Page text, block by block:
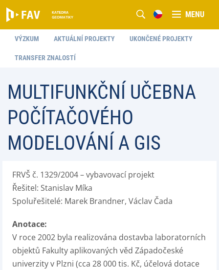
MENU
VÝZKUM AKTUÁLNÍ PROJEKTY UKONČENÉ PROJEKTY
TRANSFER ZNALOSTÍ
MULTIFUNKČNÍ UČEBNA
POČÍTAČOVÉHO
MODELOVÁNÍ A GIS
FRVŠ č. 1329/2004 – vybavovací projekt
Řešitel: Stanislav Míka
Spoluřešitelé: Marek Brandner, Václav Čada
Anotace:
V roce 2002 byla realizována dostavba laboratorních
objektů Fakulty aplikovaných věd Západočeské
univerzity v Plzni (cca 28 000 tis. Kč, účelová dotace